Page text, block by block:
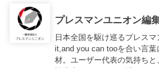
プレスマンユニオン編
日本全国を駆け巡るプレス
it,and you can tooを合い言
材。ユーザー代表の気持ちと